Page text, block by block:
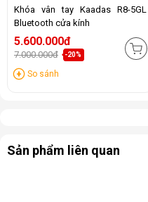
Khóa vân tay Kaadas R8-5GL
Bluetooth cửa kính
5.600.000đ
7.000.000đ -20%
So sánh
Sản phẩm liên quan